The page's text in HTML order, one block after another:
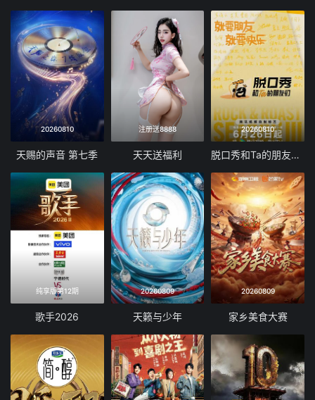
20260810
天赐的声音 第七季
注册送8888
天天送福利
20260810
脱口秀和Ta的朋友们 第三季
纯享版第12期
歌手2026
20260809
天籁与少年
20260809
家乡美食大赛